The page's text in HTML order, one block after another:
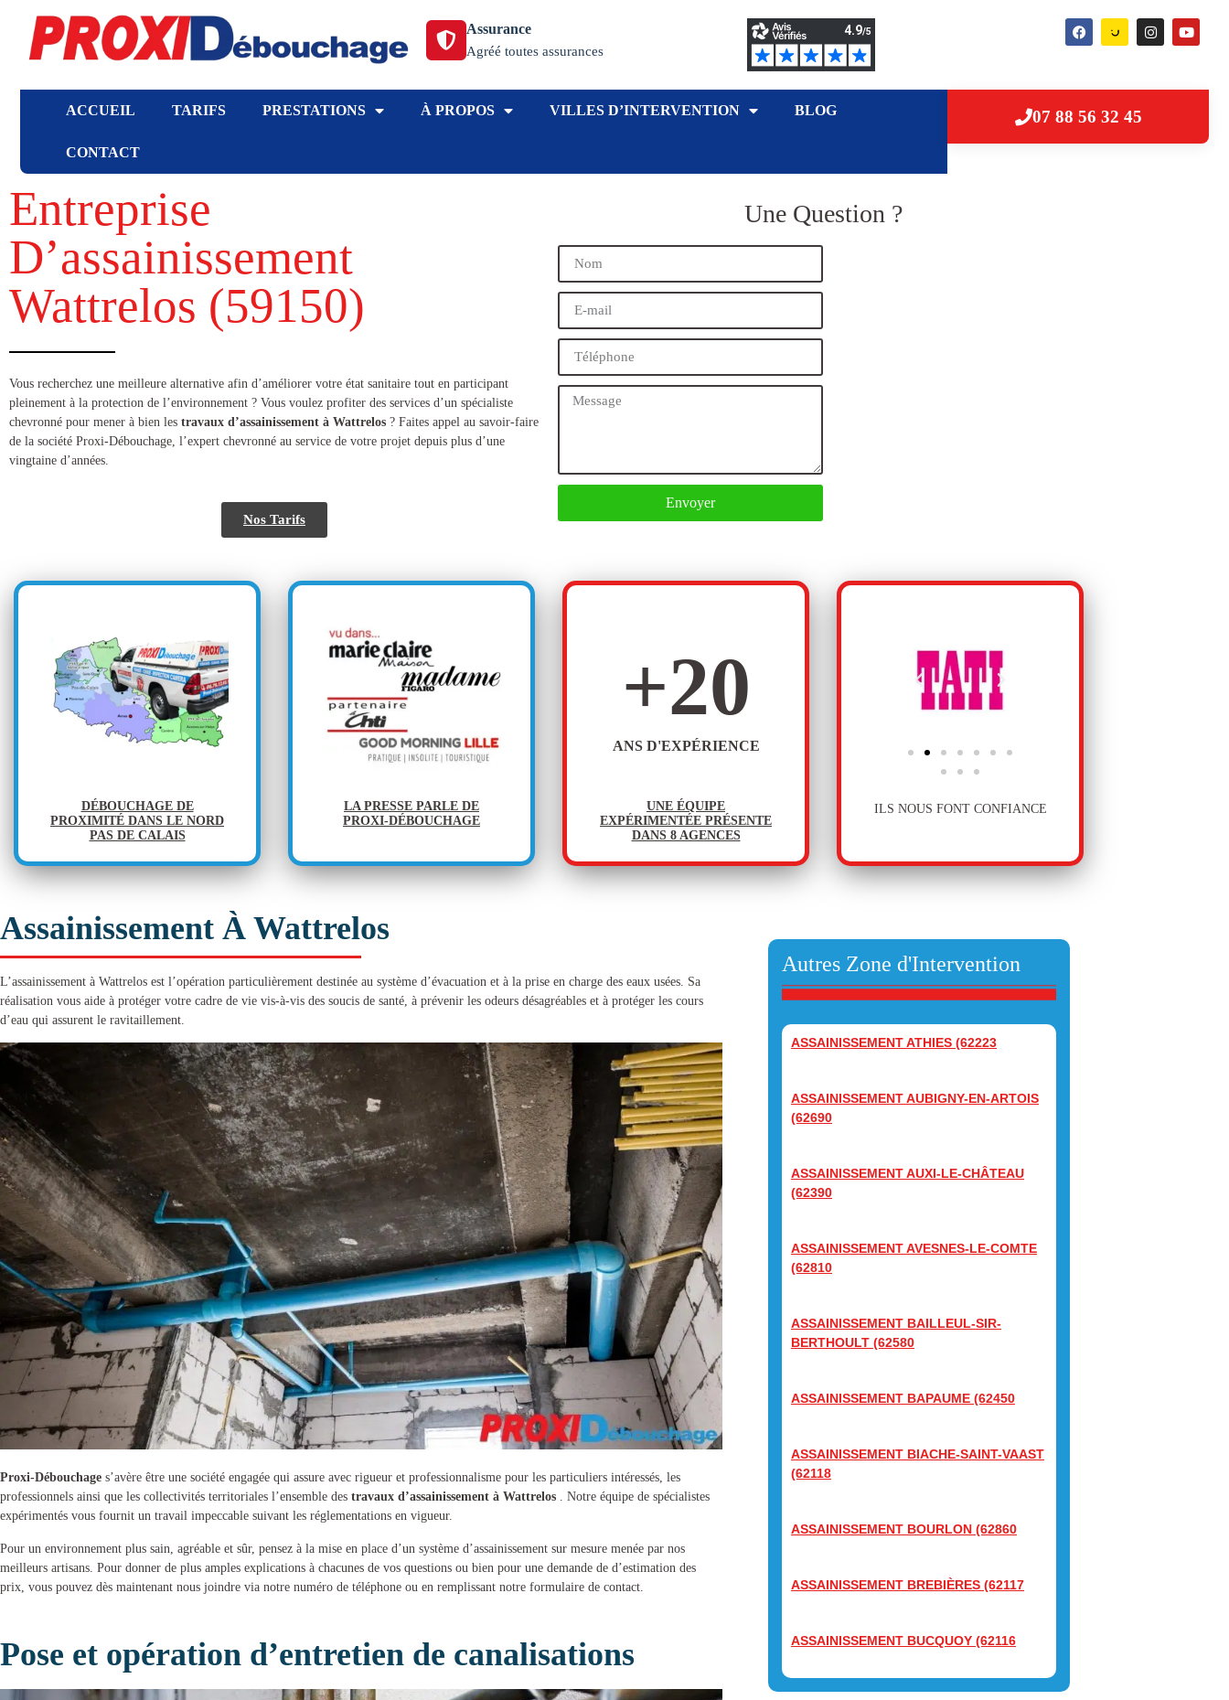
Assurance
Agréé toutes assurances
ACCUEIL TARIFS PRESTATIONS À PROPOS VILLES D’INTERVENTION BLOG
CONTACT
07 88 56 32 45
Entreprise
D’assainissement
Wattrelos (59150​)
​​Vous recherchez une meilleure alternative afin d’améliorer votre état sanitaire tout en participant
pleinement à la protection de l’environnement ? Vous voulez profiter des services d’un spécialiste
chevronné pour mener à bien les travaux d’assainissement à Wattrelos ? Faites appel au savoir-faire
de la société Proxi-Débouchage, l’expert chevronné au service de votre projet depuis plus d’une
vingtaine d’années.
Nos Tarifs
Une Question ?
Envoyer
DÉBOUCHAGE DE
PROXIMITÉ DANS LE NORD
PAS DE CALAIS
LA PRESSE PARLE DE
PROXI-DÉBOUCHAGE
ANS D'EXPÉRIENCE
+20
UNE ÉQUIPE
EXPÉRIMENTÉE PRÉSENTE
DANS 8 AGENCES
ILS NOUS FONT CONFIANCE
Assainissement À Wattrelos
L’assainissement à Wattrelos est l’opération particulièrement destinée au système d’évacuation et à la prise en charge des eaux usées. Sa
réalisation vous aide à protéger votre cadre de vie vis-à-vis des soucis de santé, à prévenir les odeurs désagréables et à protéger les cours
d’eau qui assurent le ravitaillement.
Proxi-Débouchage s’avère être une société engagée qui assure avec rigueur et professionnalisme pour les particuliers intéressés, les
professionnels ainsi que les collectivités territoriales l’ensemble des travaux d’assainissement à Wattrelos . Notre équipe de spécialistes
expérimentés vous fournit un travail impeccable suivant les réglementations en vigueur.
Pour un environnement plus sain, agréable et sûr, pensez à la mise en place d’un système d’assainissement sur mesure menée par nos
meilleurs artisans. Pour donner de plus amples explications à chacunes de vos questions ou bien pour une demande de d’estimation des
prix, vous pouvez dès maintenant nous joindre via notre numéro de téléphone ou en remplissant notre formulaire de contact.
Pose et opération d’entretien de canalisations
Autres Zone d'Intervention
ASSAINISSEMENT ATHIES (62223
ASSAINISSEMENT AUBIGNY-EN-ARTOIS
(62690
ASSAINISSEMENT AUXI-LE-CHÂTEAU
(62390
ASSAINISSEMENT AVESNES-LE-COMTE
(62810
ASSAINISSEMENT BAILLEUL-SIR-
BERTHOULT (62580
ASSAINISSEMENT BAPAUME (62450
ASSAINISSEMENT BIACHE-SAINT-VAAST
(62118
ASSAINISSEMENT BOURLON (62860
ASSAINISSEMENT BREBIÈRES (62117
ASSAINISSEMENT BUCQUOY (62116